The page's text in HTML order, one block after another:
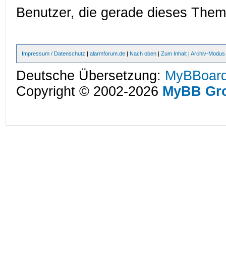
Benutzer, die gerade dieses
Impressum / Datenschutz |alarmforum.de | Nach oben |Zum Inhalt |Archiv-Modus
Deutsche Übersetzung:
Copyright © 2002-2026 MyBB